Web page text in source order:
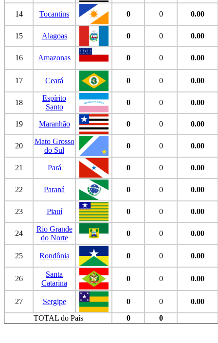
14 Tocantins 0 0 0.00
15 Alagoas 0 0 0.00
16 Amazonas 0 0 0.00
17 Ceará 0 0 0.00
18
Espírito
Santo
0 0 0.00
19 Maranhão 0 0 0.00
20
Mato Grosso
do Sul
0 0 0.00
21 Pará 0 0 0.00
22 Paraná 0 0 0.00
23 Piauí 0 0 0.00
24
Rio Grande
do Norte
0 0 0.00
25 Rondônia 0 0 0.00
26
Santa
Catarina
0 0 0.00
27 Sergipe 0 0
0.00
TOTAL do País
0 0